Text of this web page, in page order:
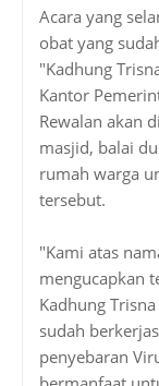
Acara yang
obat yang
"Kadhung
Kantor
Rewalan akan
masjid, balai
rumah warga
tersebut.
"Kami atas
mengucapkan
Kadhung
sudah
penyebaran